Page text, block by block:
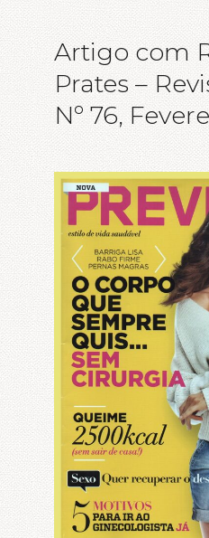
Artigo com
Prates –
Nº 76,